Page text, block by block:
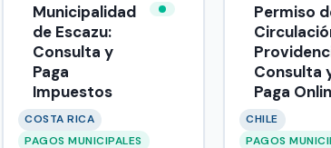
Municipalidad
de Escazu:
Consulta y
Paga
Impuestos
COSTA RICA
PAGOS MUNICIPALES
Permiso
Consulta
Paga
CHILE
PAGOS